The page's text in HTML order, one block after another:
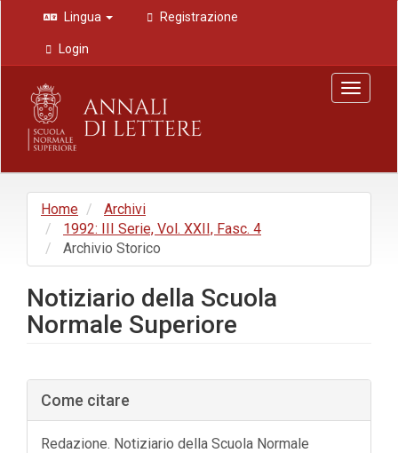
Navigazione
principale
Contenuto
principale
Barra
laterale
Lingua Registrazione
Login
Toggle
Home
Archivi
1992: III Serie, Vol. XXII, Fasc. 4
Archivio Storico
Notiziario della Scuola
Normale Superiore
Barra
laterale
dell'articolo
Come citare
Redazione. Notiziario della Scuola Normale